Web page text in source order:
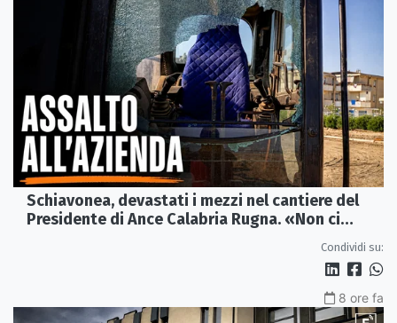
Schiavonea, devastati i mezzi nel cantiere del
Presidente di Ance Calabria Rugna. «Non ci
Condividi su:
8 ore fa